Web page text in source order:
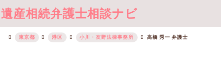
遺産相続弁護士相談ナビ
東京都 港区 小川・友野法律事務所 高橋 秀一 弁護士